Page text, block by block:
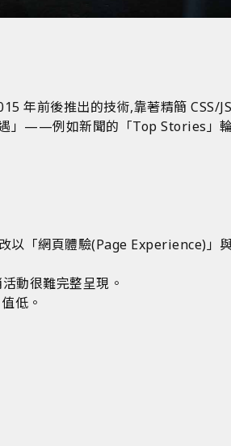
年前後推出的技術,靠著精簡 CSS/
」——例如新聞的「Top Stories」
以「網頁體驗(Page Experience)」
動很難完整呈現。
低。